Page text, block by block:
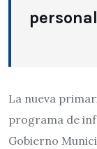
La nueva
programa de
Gobierno